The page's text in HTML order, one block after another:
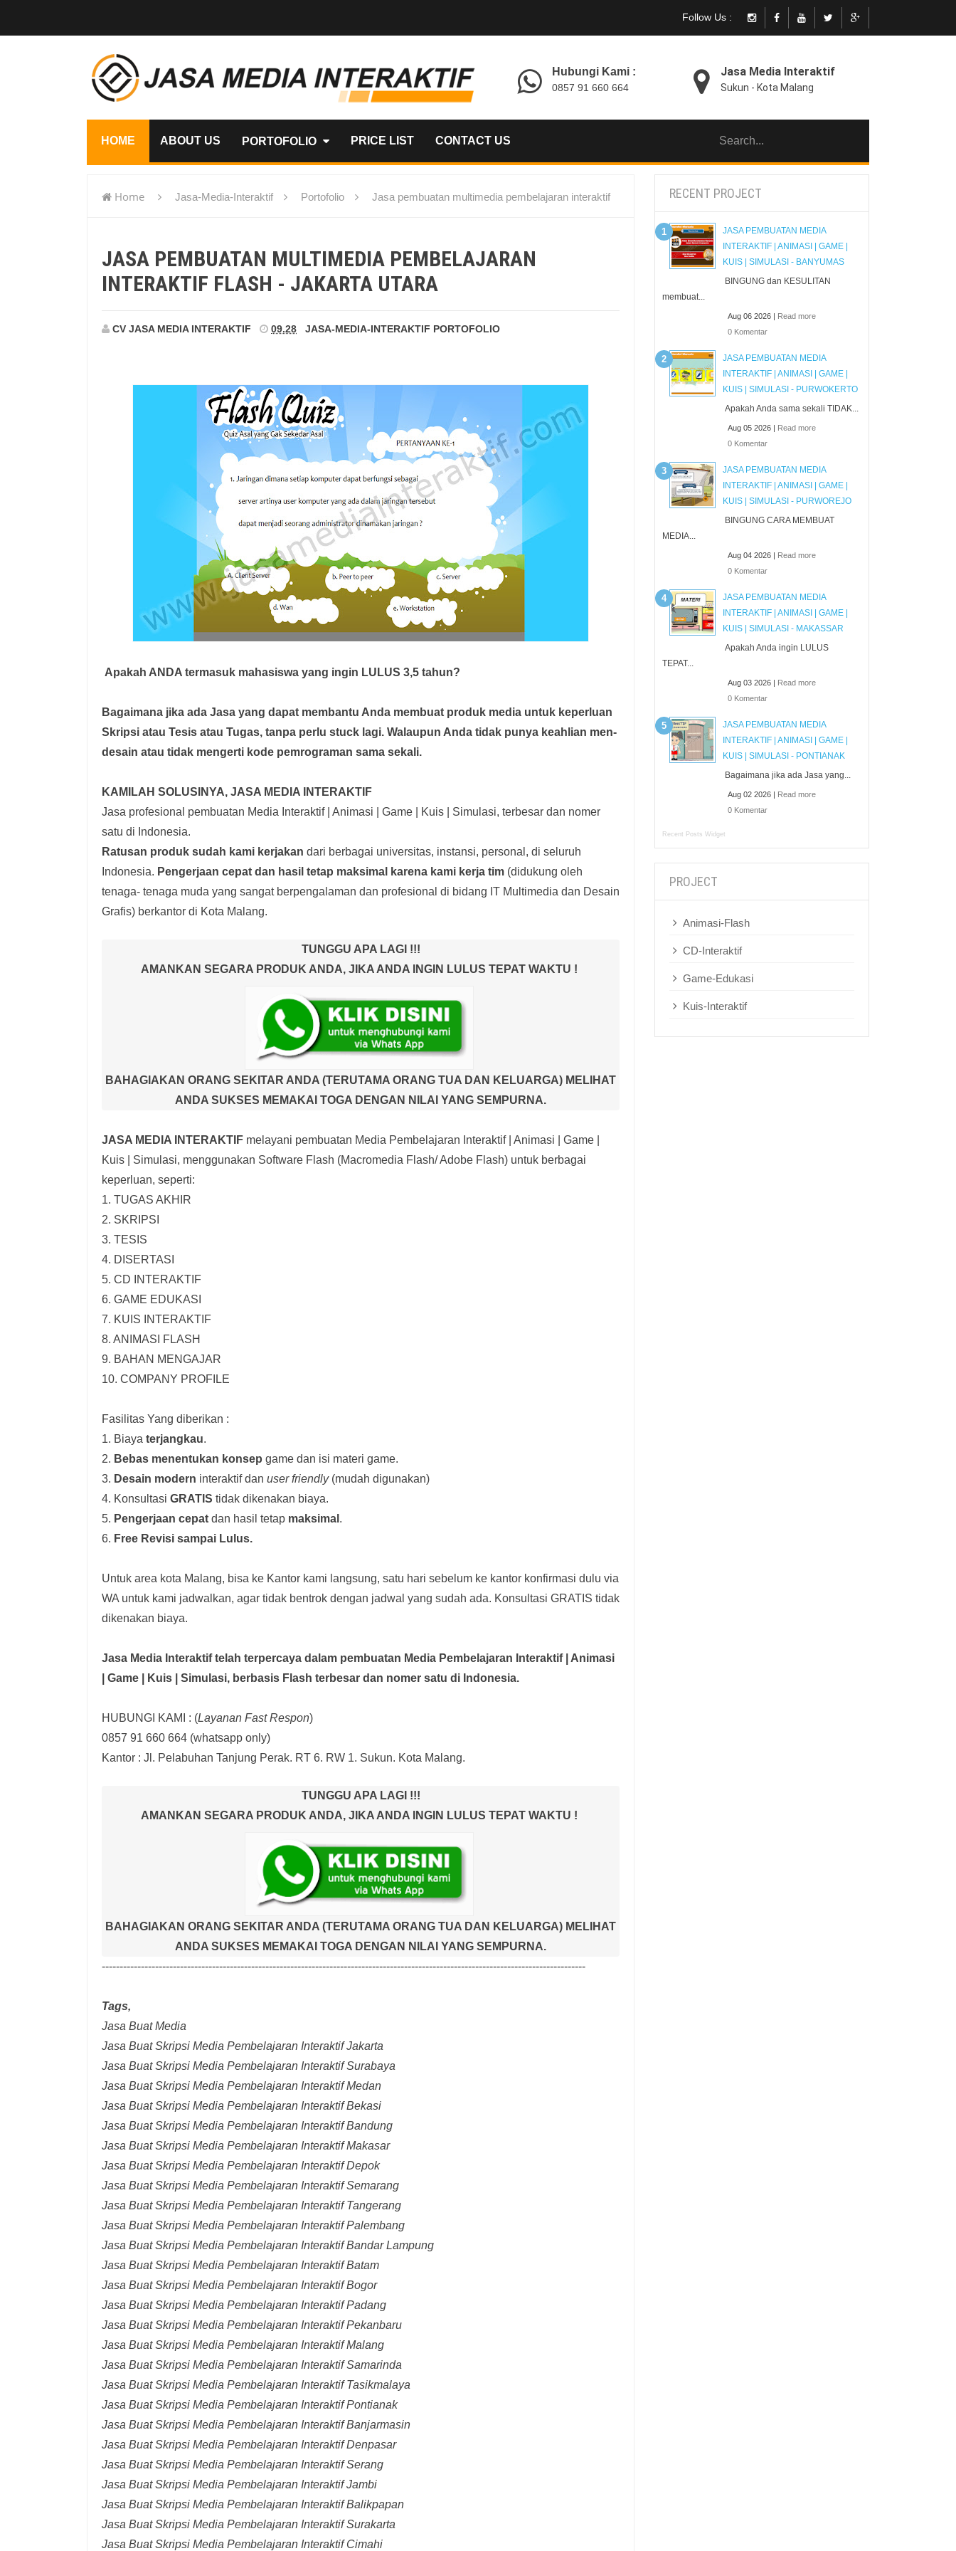
Follow Us :
Hubungi Kami :
0857 91 660 664
Jasa Media Interaktif
Sukun - Kota Malang
HOME ABOUT US PORTOFOLIO PRICE LIST CONTACT US
Home Jasa-Media-Interaktif Portofolio Jasa pembuatan multimedia pembelajaran interaktif
JASA PEMBUATAN MULTIMEDIA PEMBELAJARAN
INTERAKTIF FLASH - JAKARTA UTARA
CV JASA MEDIA INTERAKTIF 09.28 JASA-MEDIA-INTERAKTIF PORTOFOLIO
Apakah ANDA termasuk mahasiswa yang ingin LULUS 3,5 tahun?
Bagaimana jika ada Jasa yang dapat membantu Anda membuat produk media untuk keperluan
Skripsi atau Tesis atau Tugas, tanpa perlu stuck lagi. Walaupun Anda tidak punya keahlian men-
desain atau tidak mengerti kode pemrograman sama sekali.
KAMILAH SOLUSINYA, JASA MEDIA INTERAKTIF
Jasa profesional pembuatan Media Interaktif | Animasi | Game | Kuis | Simulasi, terbesar dan nomer
satu di Indonesia.
Ratusan produk sudah kami kerjakan dari berbagai universitas, instansi, personal, di seluruh
Indonesia. Pengerjaan cepat dan hasil tetap maksimal karena kami kerja tim (didukung oleh
tenaga- tenaga muda yang sangat berpengalaman dan profesional di bidang IT Multimedia dan Desain
Grafis) berkantor di Kota Malang.
TUNGGU APA LAGI !!!
AMANKAN SEGARA PRODUK ANDA, JIKA ANDA INGIN LULUS TEPAT WAKTU !
BAHAGIAKAN ORANG SEKITAR ANDA (TERUTAMA ORANG TUA DAN KELUARGA) MELIHAT
ANDA SUKSES MEMAKAI TOGA DENGAN NILAI YANG SEMPURNA.
JASA MEDIA INTERAKTIF melayani pembuatan Media Pembelajaran Interaktif| Animasi | Game |
Kuis | Simulasi, menggunakan Software Flash (Macromedia Flash/ Adobe Flash) untuk berbagai
keperluan, seperti:
1. TUGAS AKHIR
2. SKRIPSI
3. TESIS
4. DISERTASI
5. CD INTERAKTIF
6. GAME EDUKASI
7. KUIS INTERAKTIF
8. ANIMASI FLASH
9. BAHAN MENGAJAR
10. COMPANY PROFILE
Fasilitas Yang diberikan :
1. Biaya terjangkau.
2. Bebas menentukan konsep game dan isi materi game.
3. Desain modern interaktif dan user friendly(mudah digunakan)
4. Konsultasi GRATIS tidak dikenakan biaya.
5. Pengerjaan cepat dan hasil tetap maksimal .
6. Free Revisi sampai Lulus.
Untuk area kota Malang, bisa ke Kantor kami langsung, satu hari sebelum ke kantor konfirmasi dulu via
WA untuk kami jadwalkan, agar tidak bentrok dengan jadwal yang sudah ada. Konsultasi GRATIS tidak
dikenakan biaya.
Jasa Media Interaktif telah terpercaya dalam pembuatan Media Pembelajaran Interaktif| Animasi
| Game | Kuis | Simulasi, berbasis Flash terbesar dan nomer satu di Indonesia.
HUBUNGI KAMI : (Layanan Fast Respon)
0857 91 660 664 (whatsapp only)
Kantor : Jl. Pelabuhan Tanjung Perak. RT 6. RW 1. Sukun. Kota Malang.
TUNGGU APA LAGI !!!
AMANKAN SEGARA PRODUK ANDA, JIKA ANDA INGIN LULUS TEPAT WAKTU !
BAHAGIAKAN ORANG SEKITAR ANDA (TERUTAMA ORANG TUA DAN KELUARGA) MELIHAT
ANDA SUKSES MEMAKAI TOGA DENGAN NILAI YANG SEMPURNA.
----------------------------------------------------------------------------------------------------------------------------------------
Tags,
Jasa Buat Media
Jasa Buat Skripsi Media Pembelajaran Interaktif Jakarta
Jasa Buat Skripsi Media Pembelajaran Interaktif Surabaya
Jasa Buat Skripsi Media Pembelajaran Interaktif Medan
Jasa Buat Skripsi Media Pembelajaran Interaktif Bekasi
Jasa Buat Skripsi Media Pembelajaran Interaktif Bandung
Jasa Buat Skripsi Media Pembelajaran Interaktif Makasar
Jasa Buat Skripsi Media Pembelajaran Interaktif Depok
Jasa Buat Skripsi Media Pembelajaran Interaktif Semarang
Jasa Buat Skripsi Media Pembelajaran Interaktif Tangerang
Jasa Buat Skripsi Media Pembelajaran Interaktif Palembang
Jasa Buat Skripsi Media Pembelajaran Interaktif Bandar Lampung
Jasa Buat Skripsi Media Pembelajaran Interaktif Batam
Jasa Buat Skripsi Media Pembelajaran Interaktif Bogor
Jasa Buat Skripsi Media Pembelajaran Interaktif Padang
Jasa Buat Skripsi Media Pembelajaran Interaktif Pekanbaru
Jasa Buat Skripsi Media Pembelajaran Interaktif Malang
Jasa Buat Skripsi Media Pembelajaran Interaktif Samarinda
Jasa Buat Skripsi Media Pembelajaran Interaktif Tasikmalaya
Jasa Buat Skripsi Media Pembelajaran Interaktif Pontianak
Jasa Buat Skripsi Media Pembelajaran Interaktif Banjarmasin
Jasa Buat Skripsi Media Pembelajaran Interaktif Denpasar
Jasa Buat Skripsi Media Pembelajaran Interaktif Serang
Jasa Buat Skripsi Media Pembelajaran Interaktif Jambi
Jasa Buat Skripsi Media Pembelajaran Interaktif Balikpapan
Jasa Buat Skripsi Media Pembelajaran Interaktif Surakarta
Jasa Buat Skripsi Media Pembelajaran Interaktif Cimahi
RECENT PROJECT
JASA PEMBUATAN MEDIA
INTERAKTIF | ANIMASI | GAME |
KUIS | SIMULASI - BANYUMAS
BINGUNG dan KESULITAN
membuat...
Aug 06 2026 | Read more
0 Komentar
JASA PEMBUATAN MEDIA
INTERAKTIF | ANIMASI | GAME |
KUIS | SIMULASI - PURWOKERTO
Apakah Anda sama sekali TIDAK...
Aug 05 2026 | Read more
0 Komentar
JASA PEMBUATAN MEDIA
INTERAKTIF | ANIMASI | GAME |
KUIS | SIMULASI - PURWOREJO
BINGUNG CARA MEMBUAT
MEDIA...
Aug 04 2026 | Read more
0 Komentar
JASA PEMBUATAN MEDIA
INTERAKTIF | ANIMASI | GAME |
KUIS | SIMULASI - MAKASSAR
Apakah Anda ingin LULUS
TEPAT...
Aug 03 2026 | Read more
0 Komentar
JASA PEMBUATAN MEDIA
INTERAKTIF | ANIMASI | GAME |
KUIS | SIMULASI - PONTIANAK
Bagaimana jika ada Jasa yang...
Aug 02 2026 | Read more
0 Komentar
Recent Posts Widget
PROJECT
Animasi-Flash
CD-Interaktif
Game-Edukasi
Kuis-Interaktif